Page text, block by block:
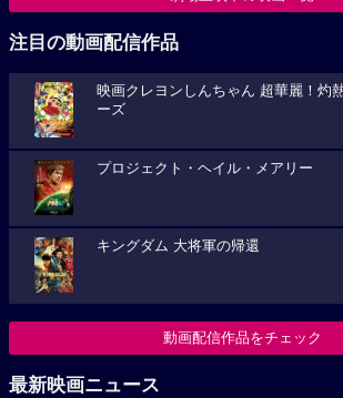
注目の動画配信作品
映画クレヨンしんちゃん 超華麗！灼
ーズ
プロジェクト・ヘイル・メアリー
キングダム 大将軍の帰還
動画配信作品をチェック
最新映画ニュース